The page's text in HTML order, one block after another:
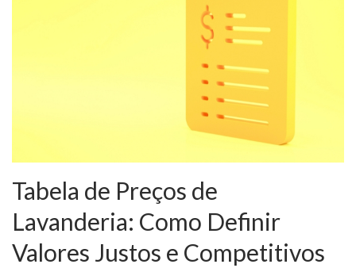
Tabela de Preços de
Lavanderia: Como Definir
Valores Justos e Competitivos